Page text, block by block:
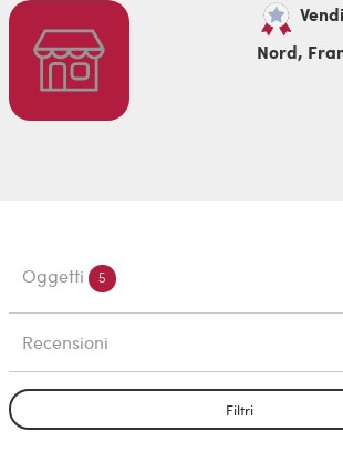
Nord,
Oggetti 5
Recensioni
Filtri